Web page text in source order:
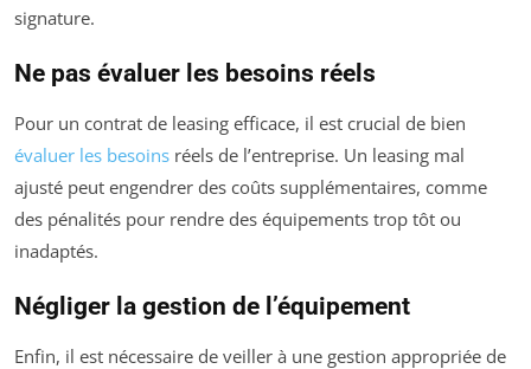
signature.
Ne pas évaluer les besoins réels
Pour un contrat de leasing efficace, il est crucial de bien
évaluer les besoins réels de l’entreprise. Un leasing mal
ajusté peut engendrer des coûts supplémentaires, comme
des pénalités pour rendre des équipements trop tôt ou
inadaptés.
Négliger la gestion de l’équipement
Enfin, il est nécessaire de veiller à une gestion appropriée de